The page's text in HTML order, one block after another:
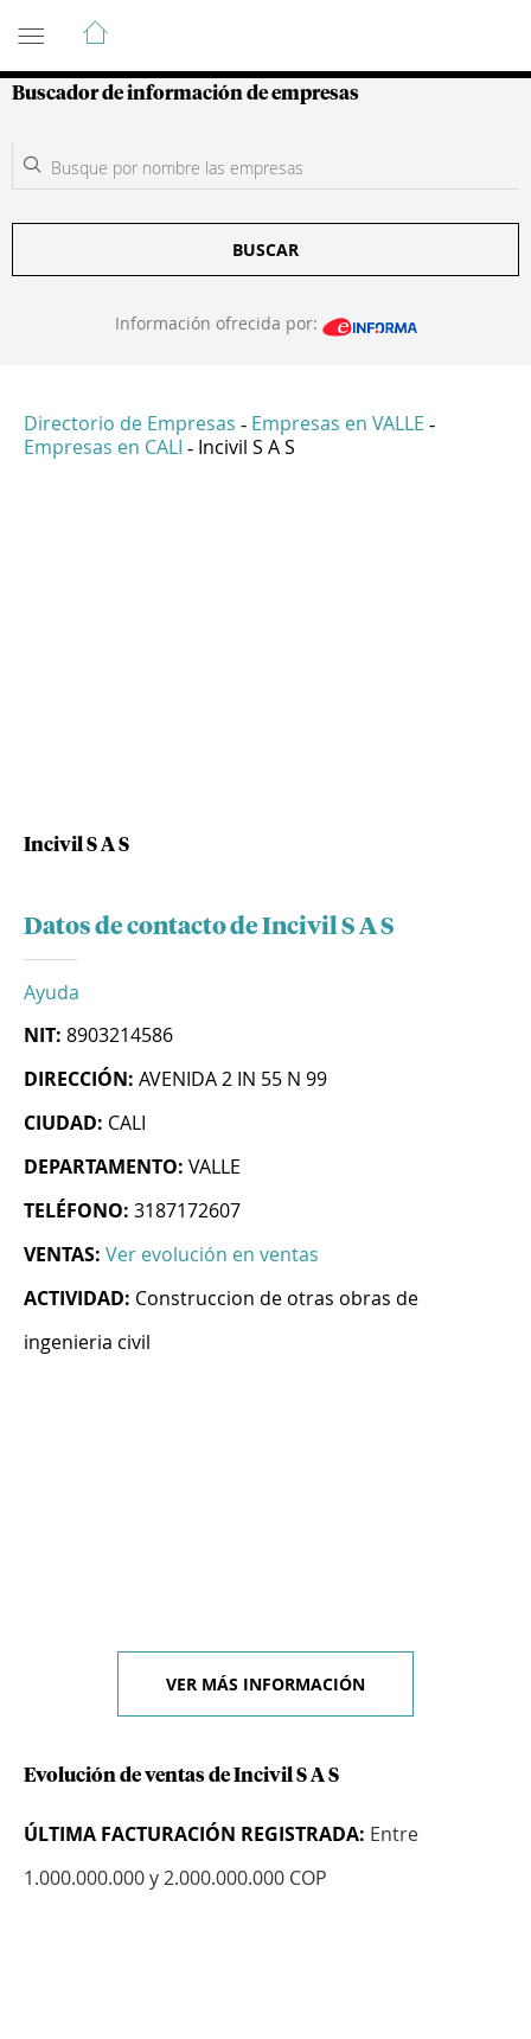
Guía de Empresas Colombianas
Buscador de información de empresas
BUSCAR
Información ofrecida por:
Directorio de Empresas - Empresas en VALLE -
Empresas en CALI - Incivil S A S
Incivil S A S
Datos de contacto de Incivil S A S
Ayuda
NIT: 8903214586
DIRECCIÓN: AVENIDA 2 IN 55 N 99
CIUDAD: CALI
DEPARTAMENTO: VALLE
TELÉFONO: 3187172607
VENTAS: Ver evolución en ventas
ACTIVIDAD: Construccion de otras obras de
ingenieria civil
VER MÁS INFORMACIÓN
Evolución de ventas de Incivil S A S
ÚLTIMA FACTURACIÓN REGISTRADA: Entre
1.000.000.000 y 2.000.000.000 COP